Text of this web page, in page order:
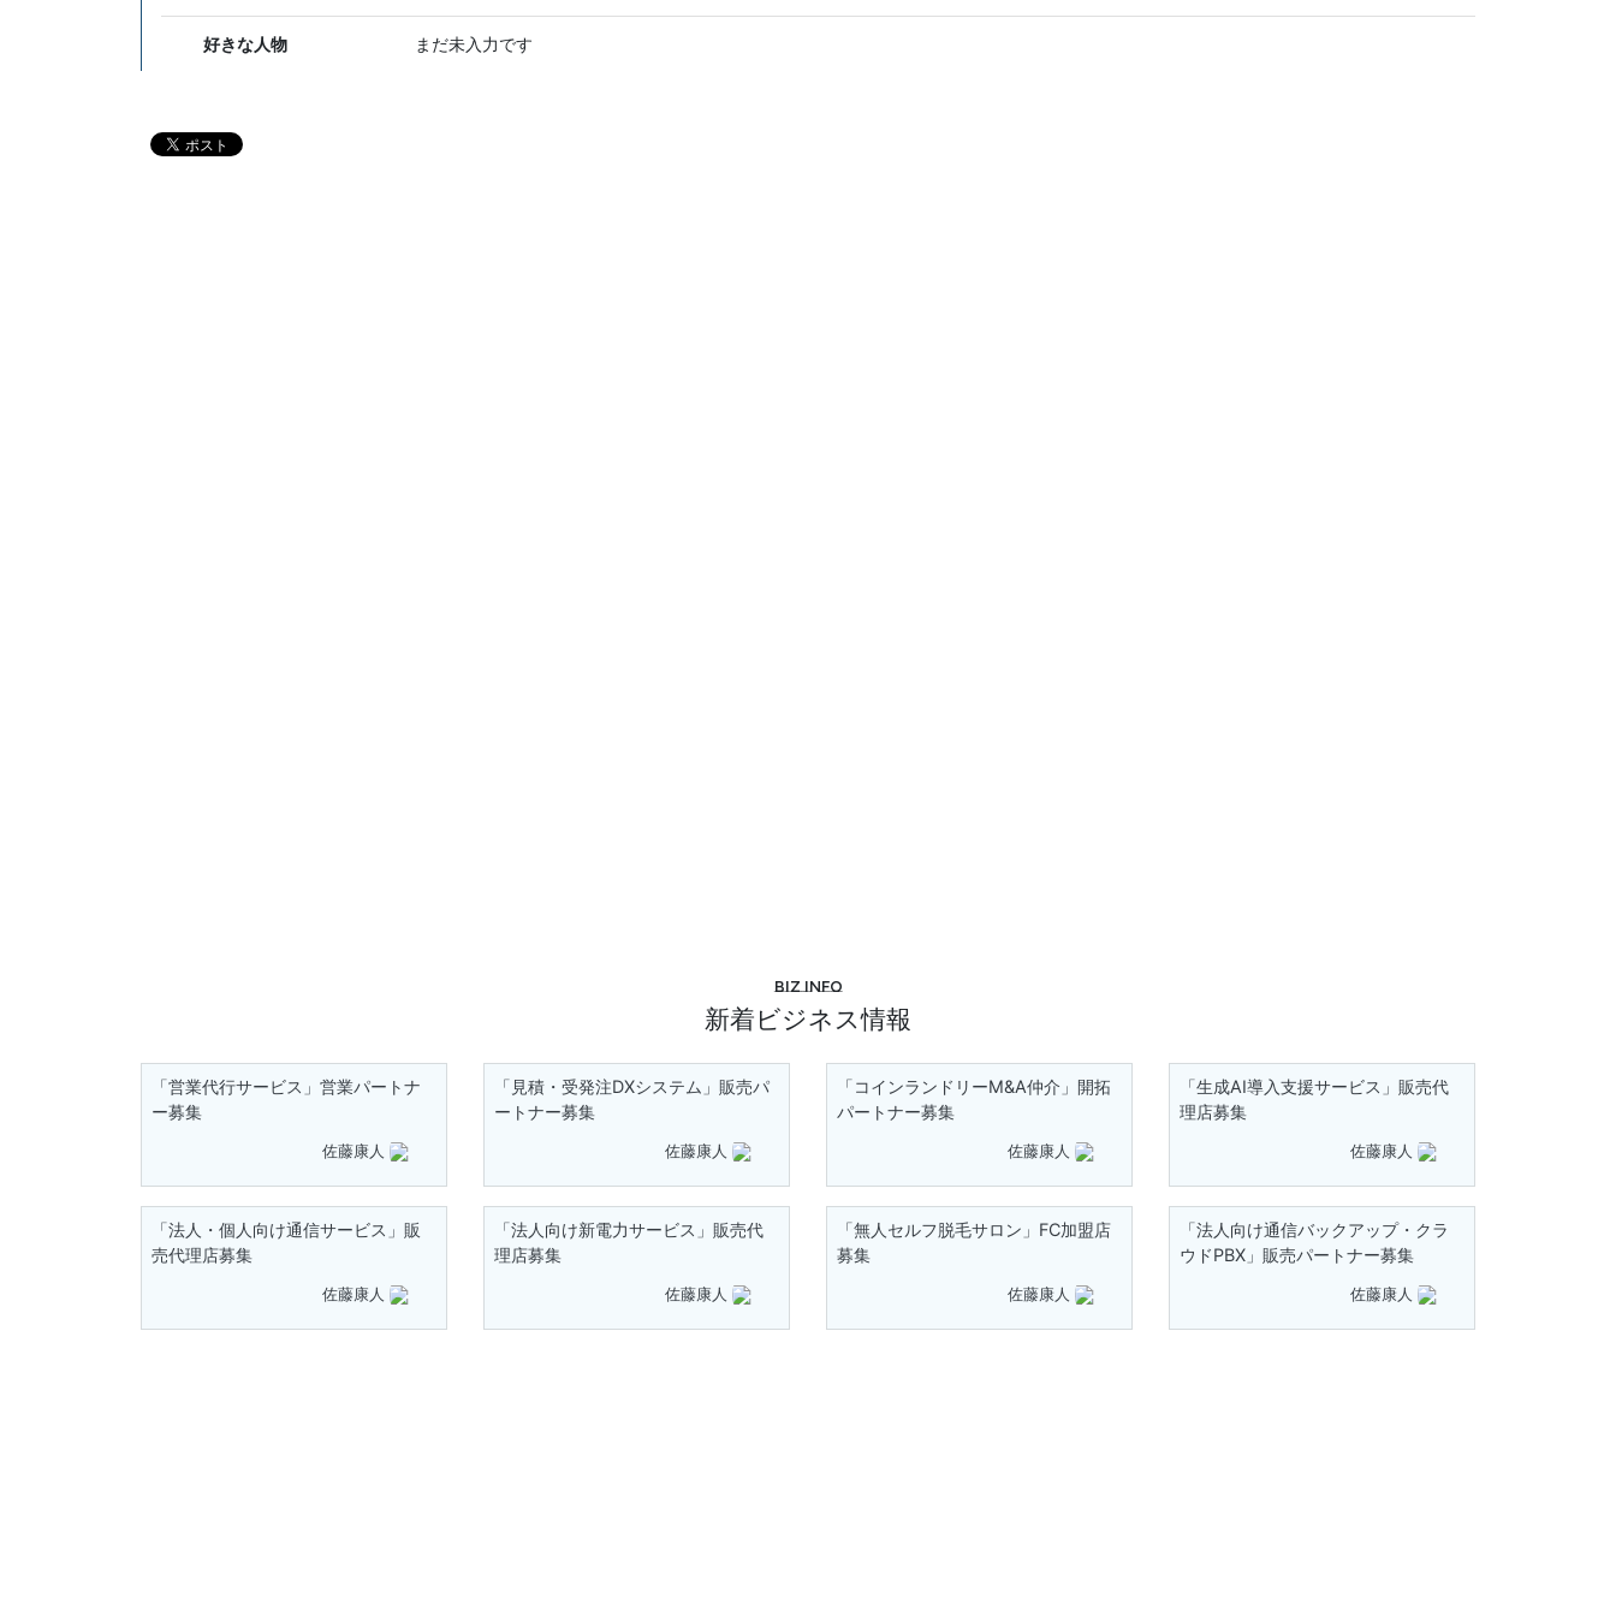
好きな人物 まだ未入力です
Biz info
新着ビジネス情報
「営業代行サービス」営業パートナ
ー募集
佐藤康人
「見積・受発注DXシステム」販売パ
ートナー募集
佐藤康人
「コインランドリーM&A仲介」開拓
パートナー募集
佐藤康人
「生成AI導入支援サービス」販売代
理店募集
佐藤康人
「法人・個人向け通信サービス」販
売代理店募集
佐藤康人
「法人向け新電力サービス」販売代
理店募集
佐藤康人
「無人セルフ脱毛サロン」FC加盟店
募集
佐藤康人
「法人向け通信バックアップ・クラ
ウドPBX」販売パートナー募集
佐藤康人